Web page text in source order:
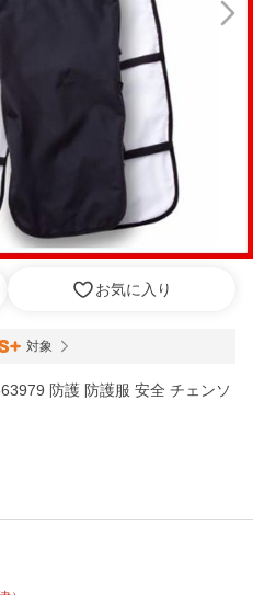
お気に入り
対象
防護 防護服 安全 チェンソ